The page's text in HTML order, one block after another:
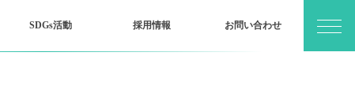
SDGs活動 採用情報 お問い合わせ